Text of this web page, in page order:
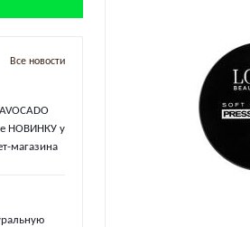
Все новости
НОВИНКУ у
магазина